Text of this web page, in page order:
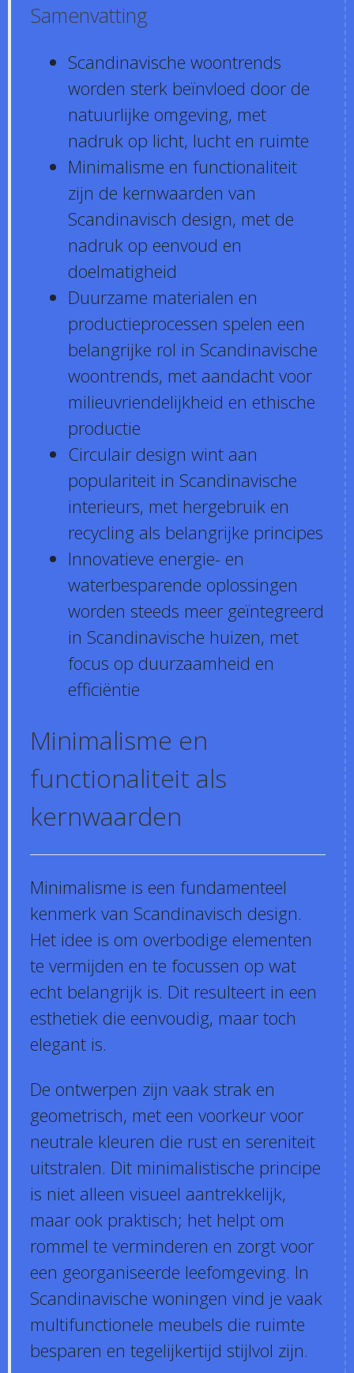
Samenvatting
Scandinavische woontrends
worden sterk beïnvloed door de
natuurlijke omgeving, met
nadruk op licht, lucht en ruimte
Minimalisme en functionaliteit
zijn de kernwaarden van
Scandinavisch design, met de
nadruk op eenvoud en
doelmatigheid
Duurzame materialen en
productieprocessen spelen een
belangrijke rol in Scandinavische
woontrends, met aandacht voor
milieuvriendelijkheid en ethische
productie
Circulair design wint aan
populariteit in Scandinavische
interieurs, met hergebruik en
recycling als belangrijke principes
Innovatieve energie- en
waterbesparende oplossingen
worden steeds meer geïntegreerd
in Scandinavische huizen, met
focus op duurzaamheid en
efficiëntie
Minimalisme en
functionaliteit als
kernwaarden
Minimalisme is een fundamenteel
kenmerk van Scandinavisch design.
Het idee is om overbodige elementen
te vermijden en te focussen op wat
echt belangrijk is. Dit resulteert in een
esthetiek die eenvoudig, maar toch
elegant is.
De ontwerpen zijn vaak strak en
geometrisch, met een voorkeur voor
neutrale kleuren die rust en sereniteit
uitstralen. Dit minimalistische principe
is niet alleen visueel aantrekkelijk,
maar ook praktisch; het helpt om
rommel te verminderen en zorgt voor
een georganiseerde leefomgeving. In
Scandinavische woningen vind je vaak
multifunctionele meubels die ruimte
besparen en tegelijkertijd stijlvol zijn.